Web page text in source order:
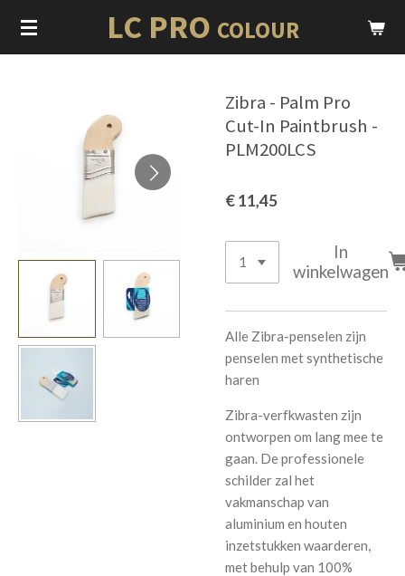
Ga
direct
LC PRO COLOUR
Zibra - Palm Pro
Cut-In Paintbrush -
PLM200LCS
€ 11,45
In
winkelwagen
Alle Zibra-penselen zijn
penselen met synthetische
haren
Zibra-verfkwasten zijn
ontworpen om lang mee te
gaan. De professionele
schilder zal het
vakmanschap van
aluminium en houten
inzetstukken waarderen,
met behulp van 100%